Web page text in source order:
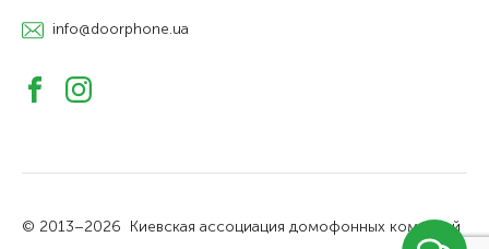
info@doorphone.ua
© 2013–2026 Киевская ассоциация домофонных компаний